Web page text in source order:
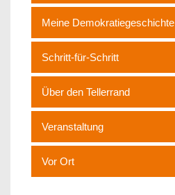
Meine Demokratiegeschichte
Schritt-für-Schritt
Über den Tellerrand
Veranstaltung
Vor Ort